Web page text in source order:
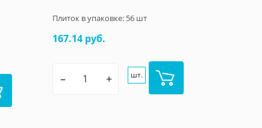
Плиток в упаковке: 56 шт
167.14 руб.
– + шт.